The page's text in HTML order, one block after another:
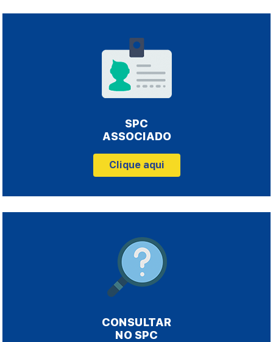
SPC
ASSOCIADO
Clique aqui
CONSULTAR
NO SPC